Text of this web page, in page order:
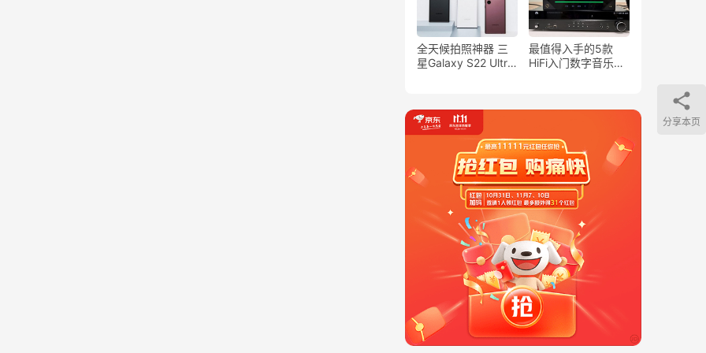
全天候拍照神器 三
星Galaxy S22 Ultra
最值得入手的5款
HiFi入门数字音乐播
分享本页